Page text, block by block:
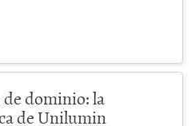
de dominio: la
de Unilumin